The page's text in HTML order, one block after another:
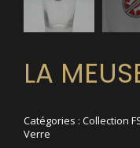
LA
Catégories : Collection
Verre